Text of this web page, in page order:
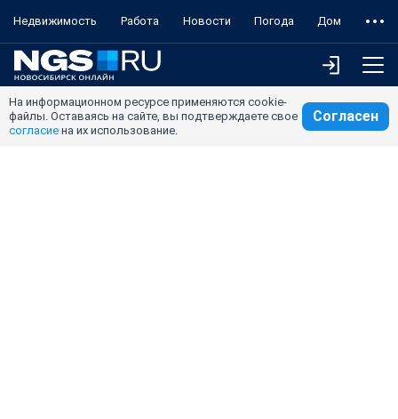
Недвижимость Работа Новости Погода Дом
На информационном ресурсе применяются cookie-
файлы. Оставаясь на сайте, вы подтверждаете свое
согласие на их использование.
Согласен